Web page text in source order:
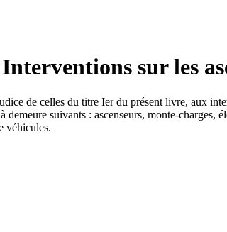
sur les
de celles du titre Ier du présent livre, aux
suivants : ascenseurs, monte-charges,
véhicules.